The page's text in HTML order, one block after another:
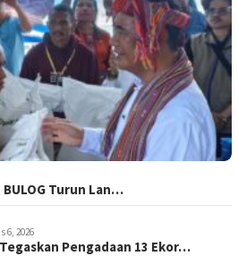
Turun Lan…
6, 2026
Pengadaan 13 Ekor…